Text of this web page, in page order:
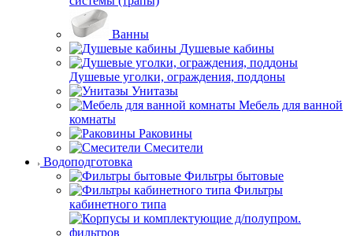
Ванны
Душевые кабины
Душевые уголки, ограждения, поддоны
Унитазы
Мебель для ванной
комнаты
Раковины
Смесители
Водоподготовка
Фильтры бытовые
Фильтры
кабинетного типа